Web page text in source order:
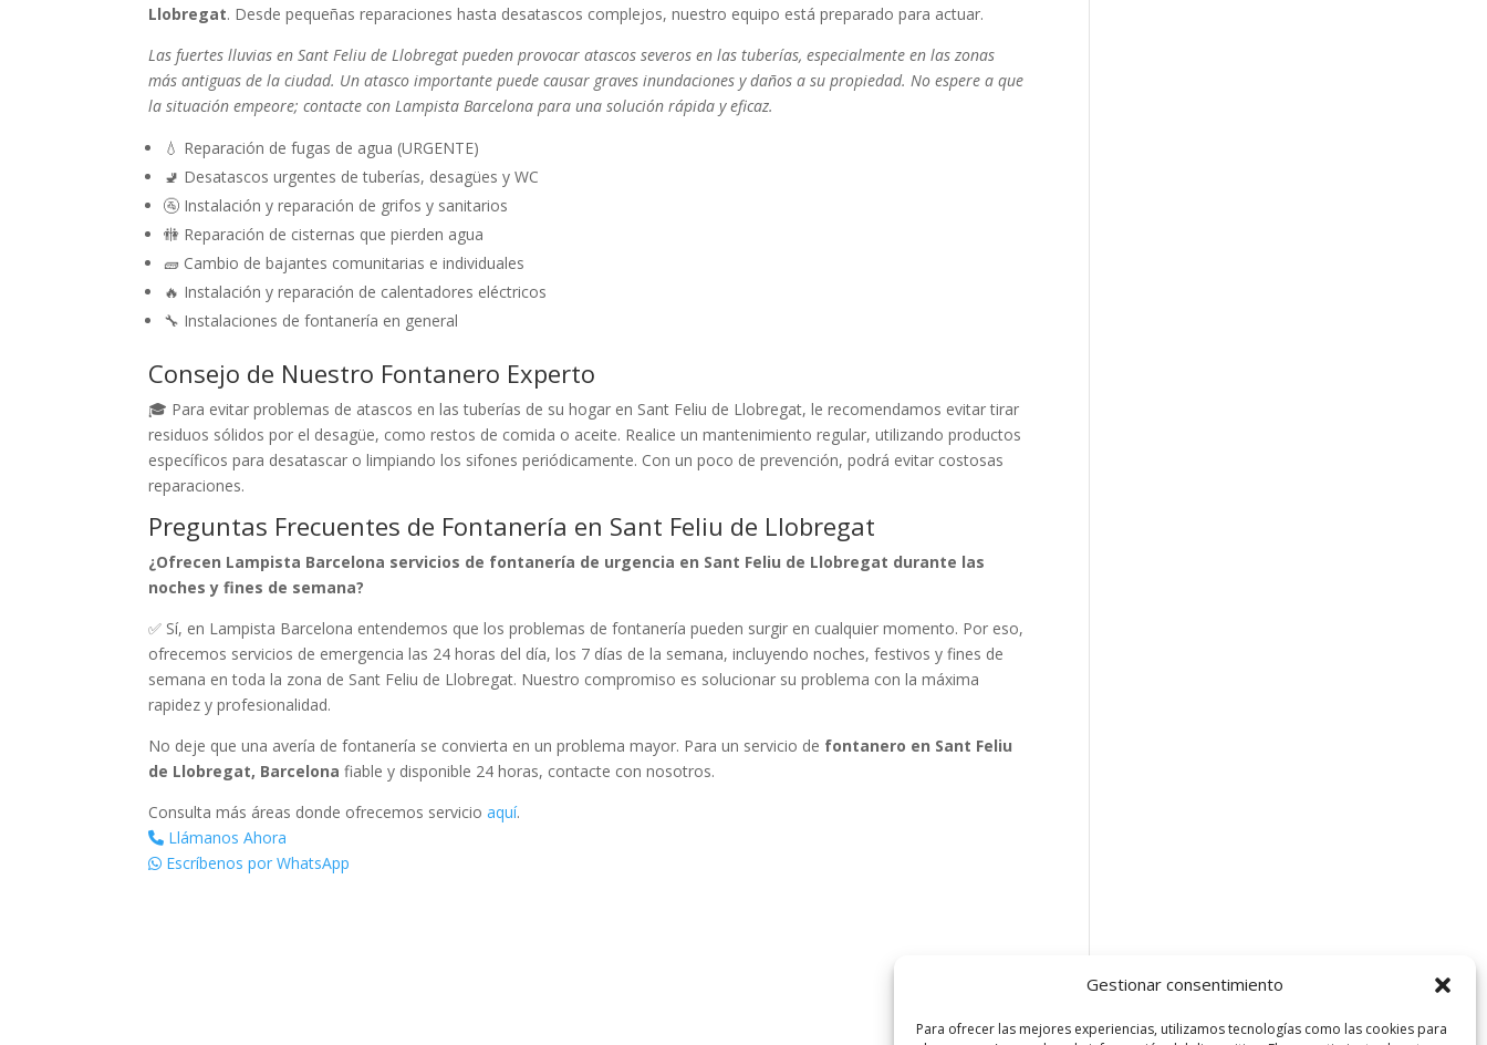
Gestionar consentimiento
Para ofrecer las mejores experiencias, utilizamos tecnologías como las cookies para
Llobregat. Desde pequeñas reparaciones hasta desatascos complejos, nuestro equipo está preparado para actuar.
Las fuertes lluvias en Sant Feliu de Llobregat pueden provocar atascos severos en las tuberías, especialmente en las zonas
más antiguas de la ciudad. Un atasco importante puede causar graves inundaciones y daños a su propiedad. No espere a que
la situación empeore; contacte con Lampista Barcelona para una solución rápida y eficaz.
💧 Reparación de fugas de agua (URGENTE)
🚽 Desatascos urgentes de tuberías, desagües y WC
🚰 Instalación y reparación de grifos y sanitarios
🚻 Reparación de cisternas que pierden agua
🧱 Cambio de bajantes comunitarias e individuales
🔥 Instalación y reparación de calentadores eléctricos
🔧 Instalaciones de fontanería en general
Consejo de Nuestro Fontanero Experto
🎓 Para evitar problemas de atascos en las tuberías de su hogar en Sant Feliu de Llobregat, le recomendamos evitar tirar
residuos sólidos por el desagüe, como restos de comida o aceite. Realice un mantenimiento regular, utilizando productos
específicos para desatascar o limpiando los sifones periódicamente. Con un poco de prevención, podrá evitar costosas
reparaciones.
Preguntas Frecuentes de Fontanería en Sant Feliu de Llobregat
¿Ofrecen Lampista Barcelona servicios de fontanería de urgencia en Sant Feliu de Llobregat durante las
noches y fines de semana?
✅ Sí, en Lampista Barcelona entendemos que los problemas de fontanería pueden surgir en cualquier momento. Por eso,
ofrecemos servicios de emergencia las 24 horas del día, los 7 días de la semana, incluyendo noches, festivos y fines de
semana en toda la zona de Sant Feliu de Llobregat. Nuestro compromiso es solucionar su problema con la máxima
rapidez y profesionalidad.
No deje que una avería de fontanería se convierta en un problema mayor. Para un servicio de fontanero en Sant Feliu
de Llobregat, Barcelona fiable y disponible 24 horas, contacte con nosotros.
Consulta más áreas donde ofrecemos servicioaquí.
Llámanos Ahora
Escríbenos por WhatsApp